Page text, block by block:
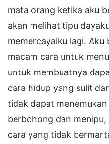
mata orang ketika aku
akan melihat tipu
memercayaiku lagi. Aku
macam cara untuk
untuk membuatnya
cara hidup yang sulit
tidak dapat
berbohong dan
cara yang tidak